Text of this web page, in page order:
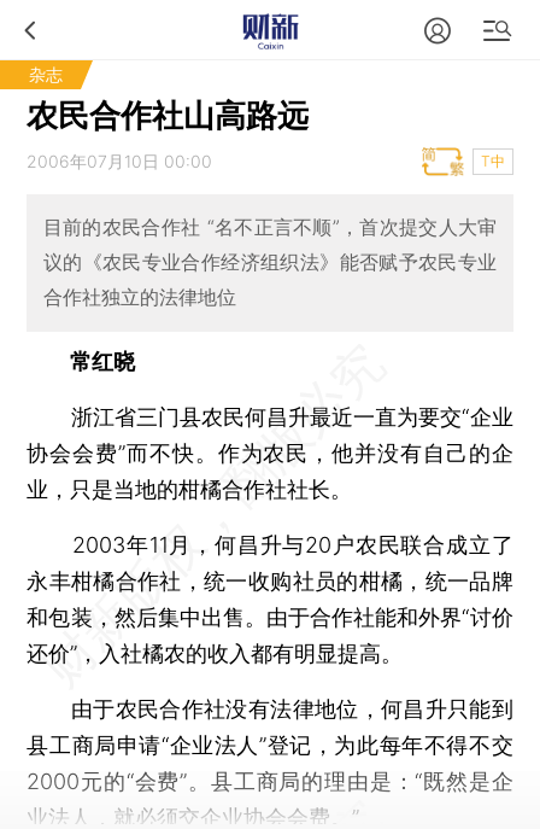
杂志
农民合作社山高路远
2006年07月10日 00:00 T中
目前的农民合作社 “名不正言不顺”，首次提交人大审
议的《农民专业合作经济组织法》能否赋予农民专业
合作社独立的法律地位
常红晓
浙江省三门县农民何昌升最近一直为要交“企业
协会会费”而不快。作为农民，他并没有自己的企
业，只是当地的柑橘合作社社长。
2003年11月，何昌升与20户农民联合成立了
永丰柑橘合作社，统一收购社员的柑橘，统一品牌
和包装，然后集中出售。由于合作社能和外界“讨价
还价”，入社橘农的收入都有明显提高。
由于农民合作社没有法律地位，何昌升只能到
县工商局申请“企业法人”登记，为此每年不得不交
2000元的“会费”。县工商局的理由是：“既然是企
业法人，就必须交企业协会会费。”